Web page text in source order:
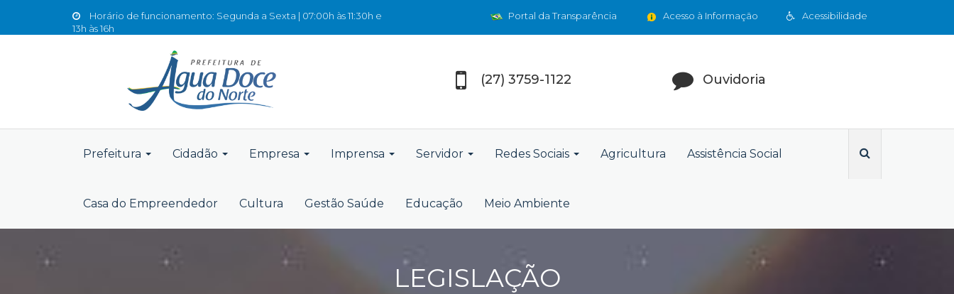
Horário de funcionamento: Segunda a Sexta | 07:00h às 11:30h e
13h às 16h
Acessibilidade
Acesso à Informação
Portal da Transparência
(27) 3759-1122 Ouvidoria
Prefeitura Cidadão Empresa Imprensa Servidor Redes Sociais Agricultura Assistência Social
Casa do Empreendedor Cultura Gestão Saúde Educação Meio Ambiente
LEGISLAÇÃO